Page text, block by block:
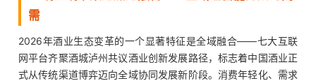
需
2026年酒业生态变革的一个显著特征是全域融合——七大互联
网平台齐聚酒城泸州共议酒业创新发展路径，标志着中国酒业正
式从传统渠道博弈迈向全域协同发展新阶段。消费年轻化、需求